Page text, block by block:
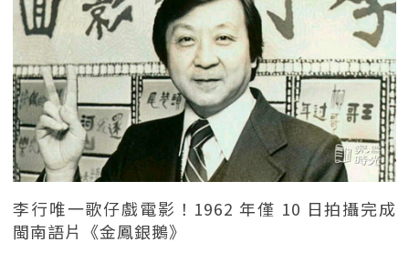
李行唯一歌仔戲電影！1962 年僅 10 日拍攝完成
閩南語片《金鳳銀鵝》